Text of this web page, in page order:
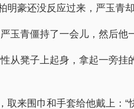
明豪还没反应过来，严玉青
玉青僵持了一会儿，然后他
从凳子上起身，拿起一旁
取来围巾和手套给他戴上：